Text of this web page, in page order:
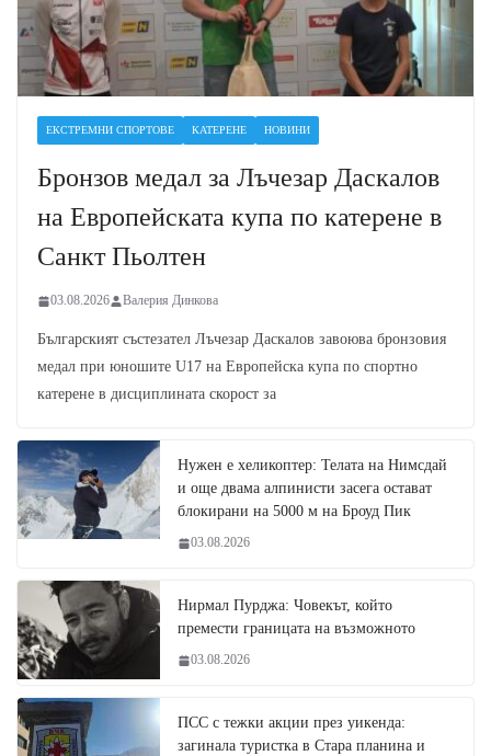
ЕКСТРЕМНИ СПОРТОВЕ КАТЕРЕНЕ НОВИНИ
Бронзов медал за Лъчезар Даскалов
на Европейската купа по катерене в
Санкт Пьолтен
03.08.2026 Валерия Динкова
Българският състезател Лъчезар Даскалов завоюва бронзовия
медал при юношите U17 на Европейска купа по спортно
катерене в дисциплината скорост за
Нужен е хеликоптер: Телата на Нимсдай
и още двама алпинисти засега остават
блокирани на 5000 м на Броуд Пик
03.08.2026
Нирмал Пурджа: Човекът, който
премести границата на възможното
03.08.2026
ПСС с тежки акции през уикенда:
загинала туристка в Стара планина и